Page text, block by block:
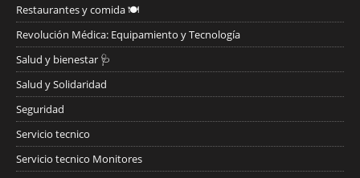
Restaurantes y comida 🍽️
Revolución Médica: Equipamiento y Tecnología
Salud y bienestar 🩺
Salud y Solidaridad
Seguridad
Servicio tecnico
Servicio tecnico Monitores